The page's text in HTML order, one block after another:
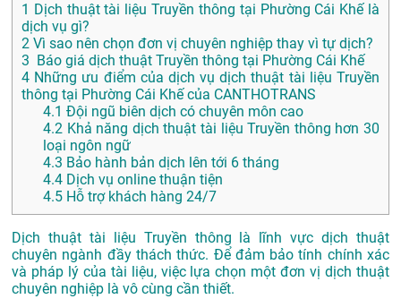
1 Dịch thuật tài liệu Truyền thông tại Phường Cái Khế là
dịch vụ gì?
2 Vì sao nên chọn đơn vị chuyên nghiệp thay vì tự dịch?
3 Báo giá dịch thuật Truyền thông tại Phường Cái Khế
4 Những ưu điểm của dịch vụ dịch thuật tài liệu Truyền
thông tại Phường Cái Khế của CANTHOTRANS
4.1 Đội ngũ biên dịch có chuyên môn cao
4.2 Khả năng dịch thuật tài liệu Truyền thông hơn 30
loại ngôn ngữ
4.3 Bảo hành bản dịch lên tới 6 tháng
4.4 Dịch vụ online thuận tiện
4.5 Hỗ trợ khách hàng 24/7
Dịch thuật tài liệu Truyền thông là lĩnh vực dịch thuật
chuyên ngành đầy thách thức. Để đảm bảo tính chính xác
và pháp lý của tài liệu, việc lựa chọn một đơn vị dịch thuật
chuyên nghiệp là vô cùng cần thiết.